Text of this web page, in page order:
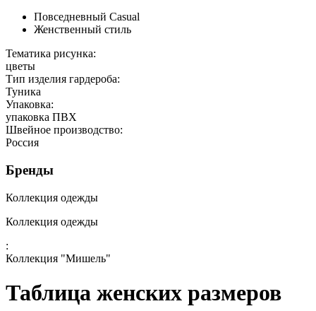
Повседневный Casual
Женственный стиль
Тематика рисунка:
цветы
Тип изделия гардероба:
Туника
Упаковка:
упаковка ПВХ
Швейное производство:
Россия
Бренды
Коллекция одежды
Коллекция одежды
:
Коллекция "Мишель"
Таблица женских размеров